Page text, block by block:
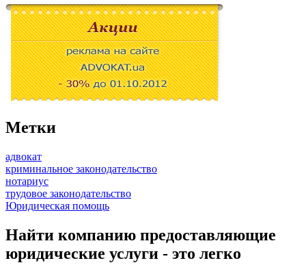
Метки
адвокат
криминальное законодательство
нотариус
трудовое законодательство
Юридическая помощь
Найти компанию предоставляющие
юридические услуги - это легко